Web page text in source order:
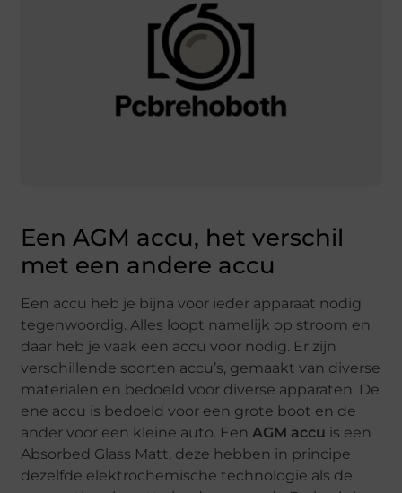
Een AGM accu, het verschil
met een andere accu
Een accu heb je bijna voor ieder apparaat nodig
tegenwoordig. Alles loopt namelijk op stroom en
daar heb je vaak een accu voor nodig. Er zijn
verschillende soorten accu’s, gemaakt van diverse
materialen en bedoeld voor diverse apparaten. De
ene accu is bedoeld voor een grote boot en de
ander voor een kleine auto. Een AGM accu is een
Absorbed Glass Matt, deze hebben in principe
dezelfde elektrochemische technologie als de